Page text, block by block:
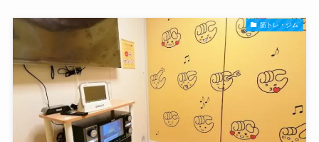
筋トレ・ジム